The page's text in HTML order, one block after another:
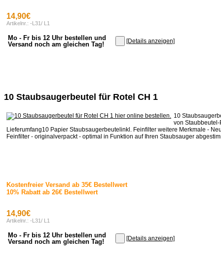
14,90€
Artikelnr.: -L31/ L1
Mo - Fr bis 12 Uhr bestellen und
Versand noch am gleichen Tag!
[Details anzeigen]
10 Staubsaugerbeutel für Rotel CH 1
10
von
Lieferumfang10 Papier Staubsaugerbeutelinkl. Feinfilter weitere Merkmale -
Feinfilter - originalverpackt - optimal in Funktion auf Ihren Staubsauger
Kostenfreier Versand ab 35€ Bestellwert
10% Rabatt ab 26€ Bestellwert
14,90€
Artikelnr.: -L31/ L1
Mo - Fr bis 12 Uhr bestellen und
Versand noch am gleichen Tag!
[Details anzeigen]